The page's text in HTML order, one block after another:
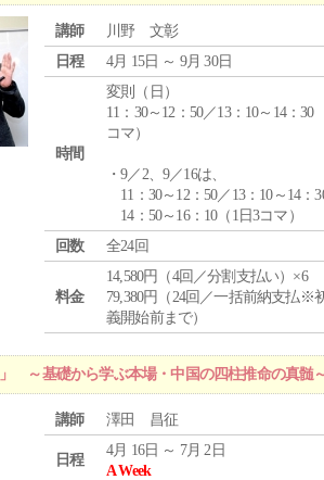
講師
川野 文彰
日程
4月 15日 ～ 9月 30日
時間
変則（日）
11：30～12：50／13：10～14：30
コマ）
・9／2、9／16は、
11：30～12：50／13：10～14：
14：50～16：10（1日3コマ）
回数
全24回
料金
14,580円（4回／分割支払い）×6
79,380円（24回／一括前納支払※
義開始前まで）
～基礎から学ぶ本場・中国の四柱推命の真髄
講師 澤田 昌征
日程
4月 16日 ～ 7月 2日
A Week